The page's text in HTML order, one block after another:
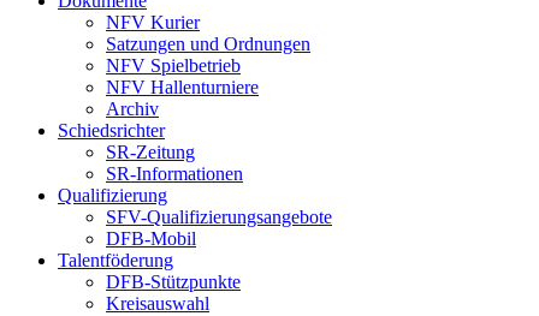
NFV Kurier
Satzungen und Ordnungen
NFV Spielbetrieb
NFV Hallenturniere
Archiv
Schiedsrichter
SR-Zeitung
SR-Informationen
Qualifizierung
SFV-Qualifizierungsangebote
DFB-Mobil
Talentföderung
DFB-Stützpunkte
Kreisauswahl